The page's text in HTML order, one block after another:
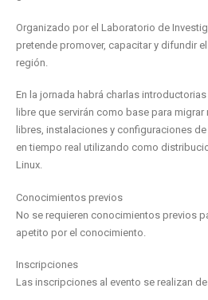
Organizado por el Laboratorio de
pretende promover, capacitar y difundir
región.
En la jornada habrá charlas
libre que servirán como base para
libres, instalaciones y configuraciones
en tiempo real utilizando como
Linux.
Conocimientos previos
No se requieren conocimientos previos
apetito por el conocimiento.
Inscripciones
Las inscripciones al evento se realizan